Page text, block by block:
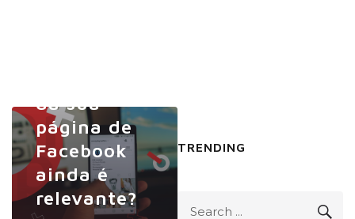
da sua
página de
Facebook
ainda é
relevante?
TRENDING